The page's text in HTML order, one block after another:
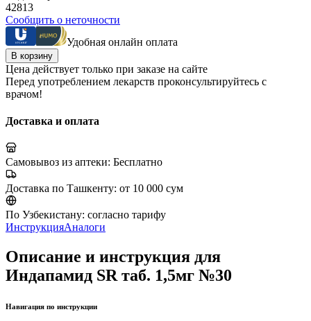
42813
Сообщить о неточности
Удобная онлайн оплата
В корзину
Цена действует только при заказе на сайте
Перед употреблением лекарств проконсультируйтесь с
врачом!
Доставка и оплата
Самовывоз из аптеки: Бесплатно
Доставка по Ташкенту: от 10 000 сум
По Узбекистану: согласно тарифу
ИнструкцияАналоги
Описание и инструкция для
Индапамид SR таб. 1,5мг №30
Навигация по инструкции